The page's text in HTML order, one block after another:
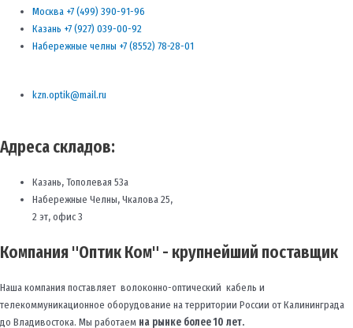
Москва +7 (499) 390-91-96
Казань +7 (927) 039-00-92
Набережные челны +7 (8552) 78-28-01
kzn.optik@mail.ru
Адреса складов:
Казань, Тополевая 53а
Набережные Челны, Чкалова 25,
2 эт, офис 3
Компания "Оптик Ком" - крупнейший поставщик
Наша компания поставляет волоконно-оптический кабель и
телекоммуникационное оборудование на территории России от Калининграда
до Владивостока. Мы работаем на рынке более 10 лет.